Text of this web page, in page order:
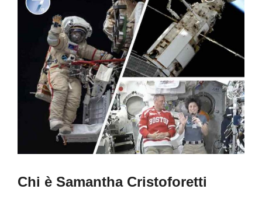
Chi è Samantha Cristoforetti